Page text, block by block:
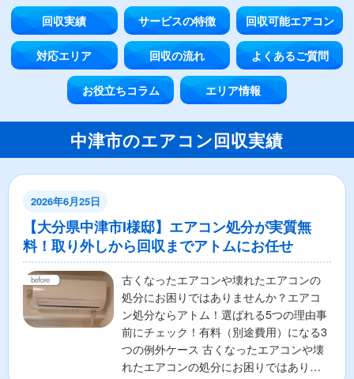
回収実績 サービスの特徴 回収可能エアコン
対応エリア 回収の流れ よくあるご質問
お役立ちコラム エリア情報
中津市のエアコン回収実績
2026年6月25日
【大分県中津市I様邸】エアコン処分が実質無
料！取り外しから回収までアトムにお任せ
古くなったエアコンや壊れたエアコンの
処分にお困りではありませんか？エアコ
ン処分ならアトム！選ばれる5つの理由事
前にチェック！有料（別途費用）になる3
つの例外ケース 古くなったエアコンや壊
れたエアコンの処分にお困りではありま